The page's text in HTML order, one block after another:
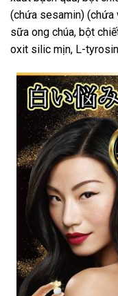
(chứa sesamin) (chứa
sữa ong chúa, bột
oxit silic mịn, L-